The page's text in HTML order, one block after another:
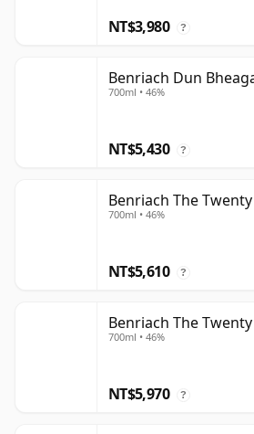
NT$3,980 ?
Benriach Dun
700ml • 46%
NT$5,430 ?
Benriach The
700ml • 46%
NT$5,610 ?
Benriach The
700ml • 46%
NT$5,970 ?